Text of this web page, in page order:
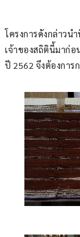
โครงการดังกล่าวน
เจ้าของสถิตินี้มาก่
ปี 2562 จึงต้องกา